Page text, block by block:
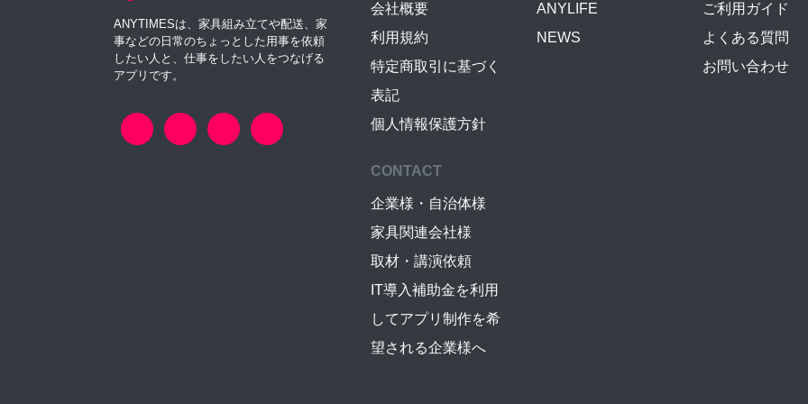
ANYTIMESは、家具組み立てや配送、家
事などの日常のちょっとした用事を依頼
したい人と、仕事をしたい人をつなげる
アプリです。
会社概要
利用規約
特定商取引に基づく
表記
個人情報保護方針
ANYLIFE
NEWS
ご利用ガイド
よくある質問
お問い合わせ
CONTACT
企業様・自治体様
家具関連会社様
取材・講演依頼
IT導入補助金を利用
してアプリ制作を希
望される企業様へ